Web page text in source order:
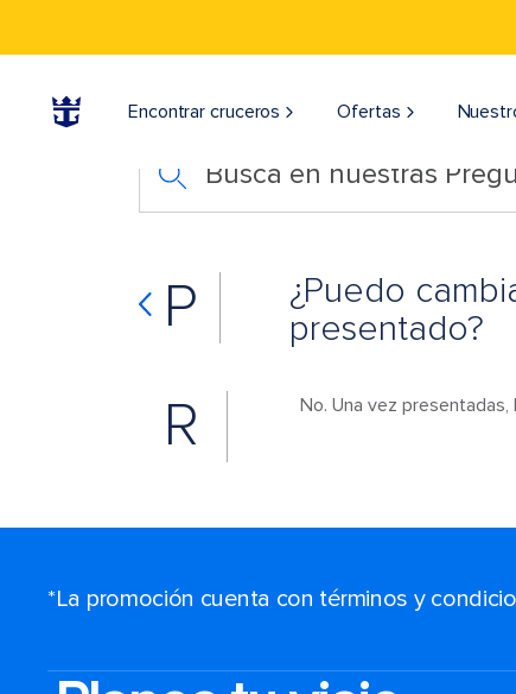
Encontrar cruceros Ofertas
Busca en nuestras
P
¿Puedo
presentado?
R No. Una vez
*La promoción cuenta con términos y